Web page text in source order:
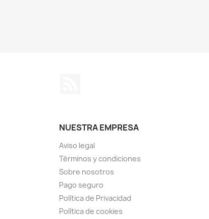
NUESTRA EMPRESA
Aviso legal
Términos y condiciones
Sobre nosotros
Pago seguro
Política de Privacidad
Política de cookies